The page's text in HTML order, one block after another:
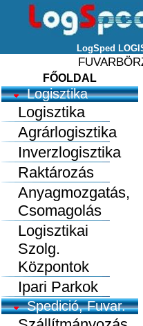
FŐOLDAL
Logisztika
Logisztika
Agrárlogisztika
Inverzlogisztika
Raktározás
Anyagmozgatás,
Csomagolás
Logisztikai
Szolg.
Központok
Ipari Parkok
Spedició, Fuvar.